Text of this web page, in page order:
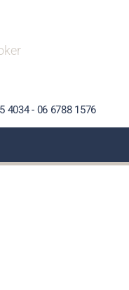
4034 - 06 6788 1576